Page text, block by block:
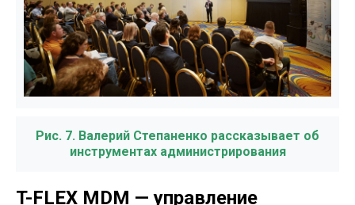
Рис. 7. Валерий Степаненко рассказывает об
инструментах администрирования
T-FLEX MDM — управление